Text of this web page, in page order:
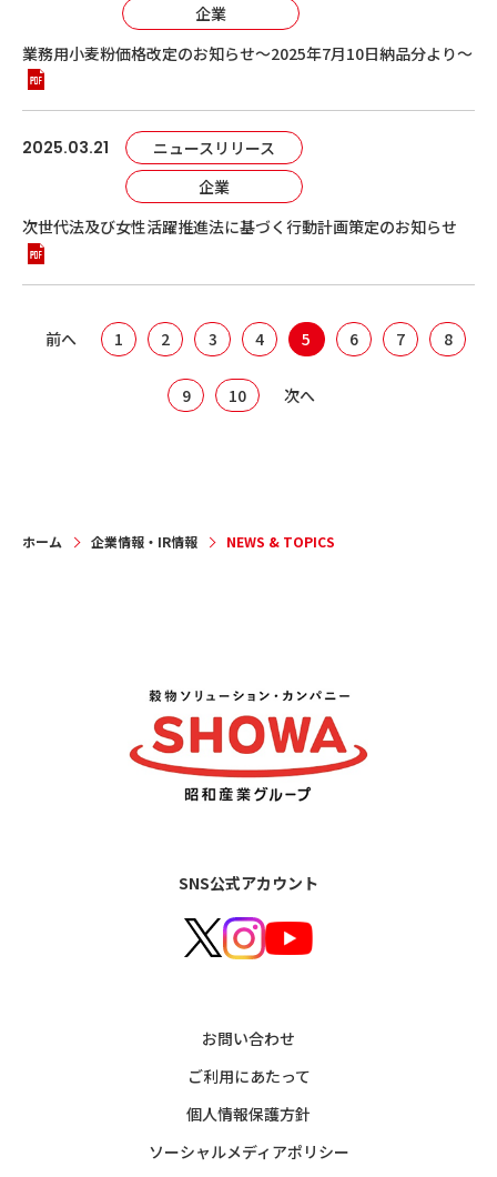
企業
業務用小麦粉価格改定のお知らせ～2025年7月10日納品分より～
2025.03.21
ニュースリリース
企業
次世代法及び女性活躍推進法に基づく行動計画策定のお知らせ
前へ 1 2 3 4 5 6 7 8
9 10 次へ
ホーム 企業情報・IR情報 NEWS & TOPICS
SNS公式アカウント
お問い合わせ
ご利用にあたって
個人情報保護方針
ソーシャルメディアポリシー